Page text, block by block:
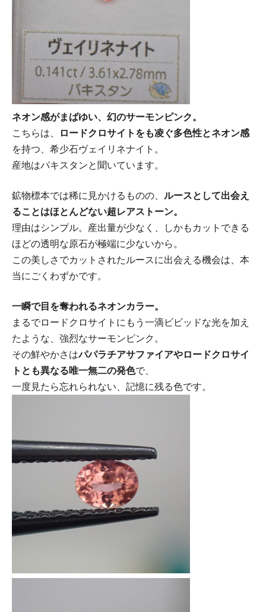
ネオン感がまばゆい、幻のサーモンピンク。
こちらは、
ロードクロサイトをも凌ぐ多色性とネオン感
を持つ、希少石ヴェイリネナイト。
産地はパキスタンと聞いています。
鉱物標本では稀に見かけるものの、 ルースとして出会え
ることはほとんどない超レアストーン。
理由はシンプル。産出量が少なく、しかもカットできる
ほどの透明な原石が極端に少ないから。
この美しさでカットされたルースに出会える機会は、本
当にごくわずかです。
一瞬で目を奪われるネオンカラー。
まるでロードクロサイトにもう一滴ビビッドな光を加え
たような、強烈なサーモンピンク。
その鮮やかさはパパラチアサファイアやロードクロサイ
トとも異なる唯一無二の発色で、
一度見たら忘れられない、記憶に残る色です。